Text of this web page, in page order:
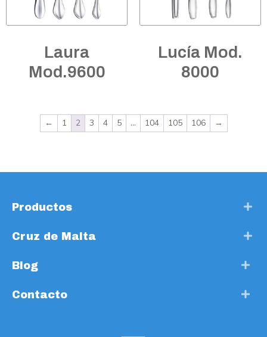
Laura
Mod.9600
Lucía Mod.
8000
← 1 2 3 4 5 … 104 105 106 →
Productos
Cruz de Malta
Blog
Contacto